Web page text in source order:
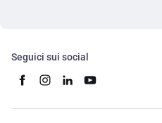
Seguici sui social